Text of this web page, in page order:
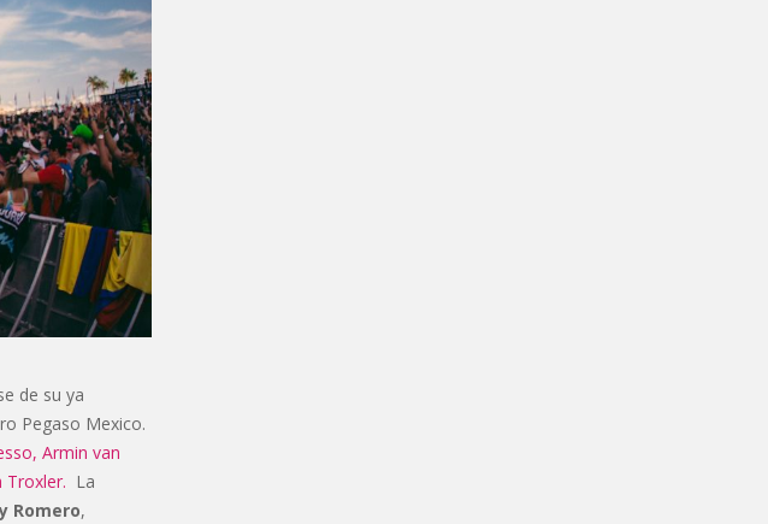
de su ya
Pegaso Mexico.
Armin van
Troxler. La
Romero,